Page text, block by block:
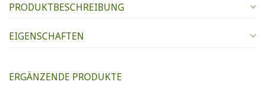
PRODUKTBESCHREIBUNG
EIGENSCHAFTEN
ERGÄNZENDE PRODUKTE